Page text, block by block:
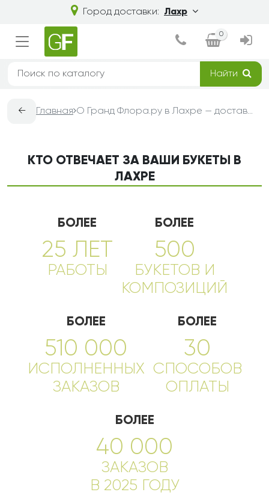
Город доставки: Лахр
0
Найти
← Главная О Гранд Флора.ру в Лахре — доставка букетов из цветов
КТО ОТВЕЧАЕТ ЗА ВАШИ БУКЕТЫ В
ЛАХРЕ
БОЛЕЕ
25 ЛЕТ
РАБОТЫ
БОЛЕЕ
500
БУКЕТОВ И
КОМПОЗИЦИЙ
БОЛЕЕ
510 000
ИСПОЛНЕННЫХ
ЗАКАЗОВ
БОЛЕЕ
30
СПОСОБОВ
ОПЛАТЫ
БОЛЕЕ
40 000
ЗАКАЗОВ
В 2025 ГОДУ